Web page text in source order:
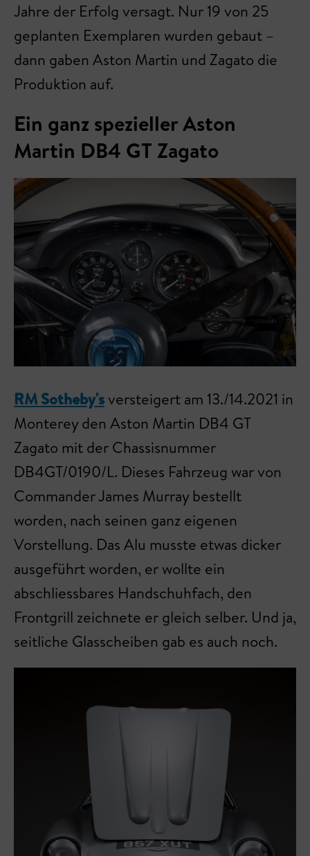
Jahre der Erfolg versagt. Nur 19 von 25
geplanten Exemplaren wurden gebaut –
dann gaben Aston Martin und Zagato die
Produktion auf.
Ein ganz spezieller Aston
Martin DB4 GT Zagato
RM Sotheby'sversteigert am 13./14.2021 in
Monterey den Aston Martin DB4 GT
Zagato mit der Chassisnummer
DB4GT/0190/L. Dieses Fahrzeug war von
Commander James Murray bestellt
worden, nach seinen ganz eigenen
Vorstellung. Das Alu musste etwas dicker
ausgeführt worden, er wollte ein
abschliessbares Handschuhfach, den
Frontgrill zeichnete er gleich selber. Und ja,
seitliche Glasscheiben gab es auch noch.